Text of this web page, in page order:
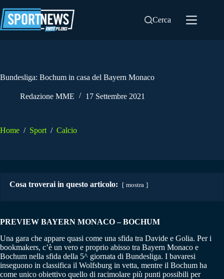
al
contenuto
Cerca
Bundesliga: Bochum in casa del Bayern Monaco
Redazione MME 17 Settembre 2021
Home / Sport / Calcio
Cosa troverai in questo articolo: mostra
PREVIEW BAYERN MONACO – BOCHUM
Una gara che appare quasi come una sfida tra Davide e Golia. Per i
bookmakers, c’è un vero e proprio abisso tra Bayern Monaco e
Bochum nella sfida della 5^ giornata di Bundesliga. I bavaresi
inseguono in classifica il Wolfsburg in vetta, mentre il Bochum ha
come unico obiettivo quello di racimolare più punti possibili per